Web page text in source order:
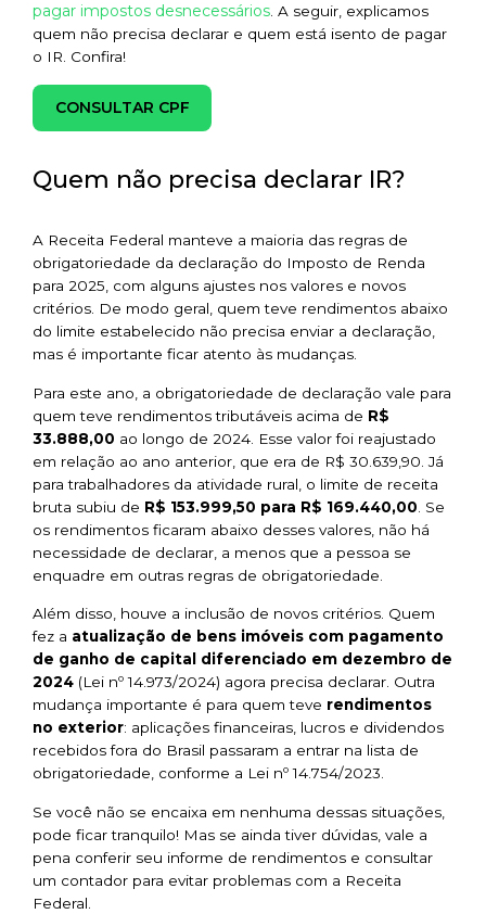
pagar impostos desnecessários. A seguir, explicamos
quem não precisa declarar e quem está isento de pagar
o IR. Confira!
CONSULTAR CPF
Quem não precisa declarar IR?
A Receita Federal manteve a maioria das regras de
obrigatoriedade da declaração do Imposto de Renda
para 2025, com alguns ajustes nos valores e novos
critérios. De modo geral, quem teve rendimentos abaixo
do limite estabelecido não precisa enviar a declaração,
mas é importante ficar atento às mudanças.
Para este ano, a obrigatoriedade de declaração vale para
quem teve rendimentos tributáveis acima de R$
33.888,00 ao longo de 2024. Esse valor foi reajustado
em relação ao ano anterior, que era de R$ 30.639,90. Já
para trabalhadores da atividade rural, o limite de receita
bruta subiu de R$ 153.999,50 para R$ 169.440,00 . Se
os rendimentos ficaram abaixo desses valores, não há
necessidade de declarar, a menos que a pessoa se
enquadre em outras regras de obrigatoriedade.
Além disso, houve a inclusão de novos critérios. Quem
fez a atualização de bens imóveis com pagamento
de ganho de capital diferenciado em dezembro de
2024 (Lei nº 14.973/2024) agora precisa declarar. Outra
mudança importante é para quem teve rendimentos
no exterior: aplicações financeiras, lucros e dividendos
recebidos fora do Brasil passaram a entrar na lista de
obrigatoriedade, conforme a Lei nº 14.754/2023.
Se você não se encaixa em nenhuma dessas situações,
pode ficar tranquilo! Mas se ainda tiver dúvidas, vale a
pena conferir seu informe de rendimentos e consultar
um contador para evitar problemas com a Receita
Federal.